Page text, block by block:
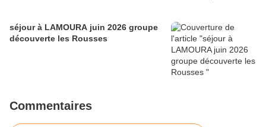
séjour à LAMOURA juin 2026 groupe
découverte les Rousses
Commentaires